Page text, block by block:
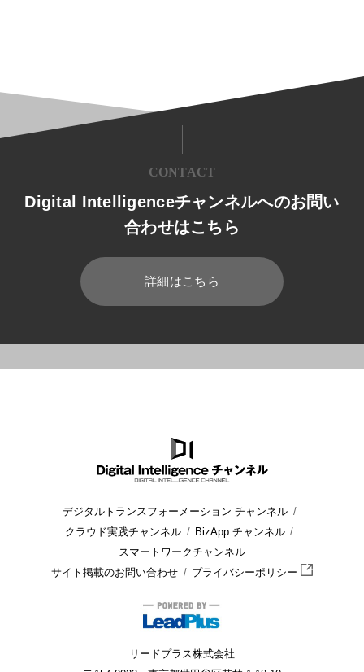
CONTACT
Digital Intelligenceチャンネルへのお問い
合わせはこちら
詳細はこちら
デジタルトランスフォーメーション チャンネル
クラウド実践チャンネル
BizApp チャンネル
スマートワークチャンネル
サイト掲載のお問い合わせ
プライバシーポリシー
リードプラス株式会社